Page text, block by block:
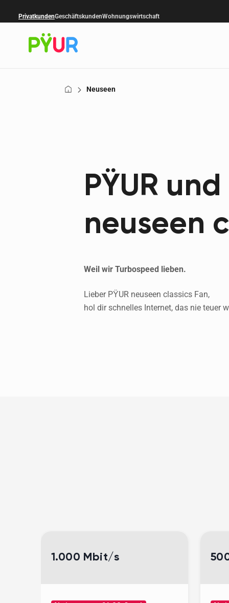
PrivatkundenGeschäftskundenWohnungswirtschaft
Neuseen
PŸUR
neuseen
Weil wir Turbospeed lieben.
Lieber PŸUR neuseen classics Fan,
hol dir schnelles Internet, das nie teuer
1.000 Mbit/s